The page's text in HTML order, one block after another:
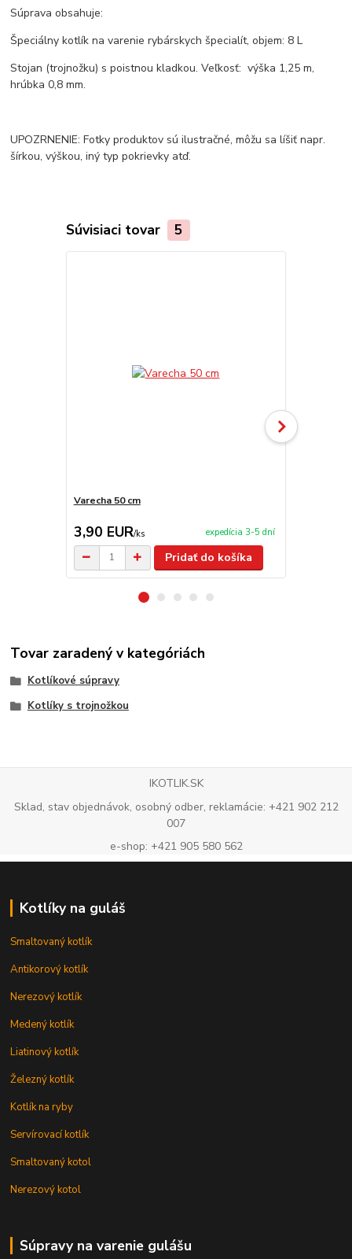
Súprava obsahuje:
Špeciálny kotlík na varenie rybárskych špecialít, objem: 8 L
Stojan (trojnožku) s poistnou kladkou. Veľkosť: výška 1,25 m,
hrúbka 0,8 mm.
UPOZRNENIE: Fotky produktov sú ilustračné, môžu sa líšiť napr.
šírkou, výškou, iný typ pokrievky atď.
Súvisiaci tovar 5
Varecha 50 cm
3,90 EUR/ks expedícia 3-5 dní
Pridať do košíka
Tovar zaradený v kategóriách
Kotlíkové súpravy
Kotlíky s trojnožkou
IKOTLIK.SK
Sklad, stav objednávok, osobný odber, reklamácie: +421 902 212
007
e-shop: +421 905 580 562
Kotlíky na guláš
Smaltovaný kotlík
Antikorový kotlík
Nerezový kotlík
Medený kotlík
Liatinový kotlík
Železný kotlík
Kotlík na ryby
Servírovací kotlík
Smaltovaný kotol
Nerezový kotol
Súpravy na varenie gulášu